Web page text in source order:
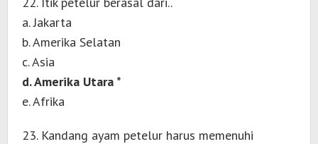
a. Jakarta
b. Amerika Selatan
c. Asia
d. Amerika Utara *
e. Afrika
23. Kandang ayam petelur harus memenuhi